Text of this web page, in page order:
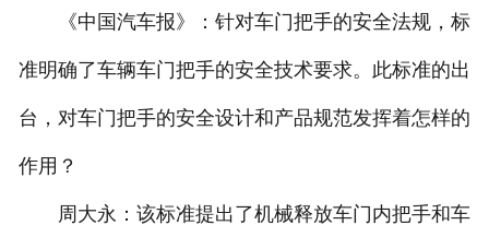
《中国汽车报》：针对车门把手的安全法规，标
准明确了车辆车门把手的安全技术要求。此标准的出
台，对车门把手的安全设计和产品规范发挥着怎样的
作用？
周大永：该标准提出了机械释放车门内把手和车